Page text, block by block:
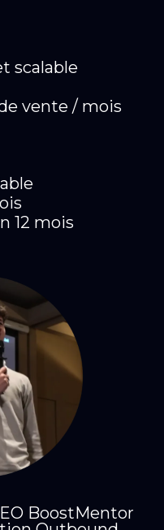
scalable
vente / mois
12 mois
BoostMentor